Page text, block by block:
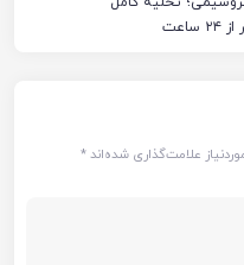
علامت‌گذاری شده‌اند*